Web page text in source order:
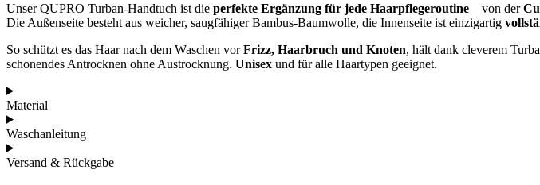
This is a modal window.
The media could not be loaded, either because
the server or network failed or because the
format is not supported.
Beginning of dialog window. Escape will
cancel and close the window.
Text
Color
Transparency
Unser QUPRO Turban-Handtuch ist die perfekte Ergänzung für jede Haarpflegeroutine – von der
Die Außenseite besteht aus weicher, saugfähiger Bambus-Baumwolle, die Innenseite ist einzigartig
So schützt es das Haar nach dem Waschen vorFrizz, Haarbruch und Knoten, hält dank cleverem
schonendes Antrocknen ohne Austrocknung. Unisex und für alle Haartypen geeignet.
Material
Waschanleitung
Versand & Rückgabe